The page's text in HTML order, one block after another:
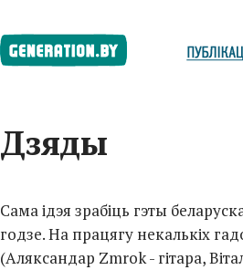
Дзяды
Сама ідэя зрабіць гэты
годзе. На працягу некалькіх
(Аляксандар Zmrok - гітара,